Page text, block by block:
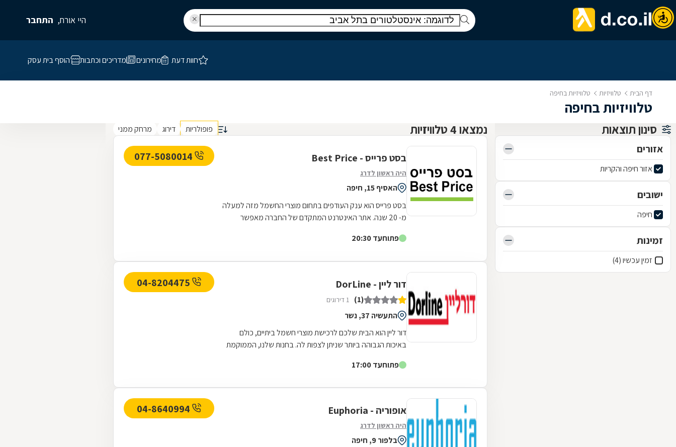
היי אורח, התחבר
חוות דעת מחירונים מדריכים וכתבות הוסף בית עסק
דף הבית טלוויזיות טלוויזיות בחיפה
טלוויזיות בחיפה
סינון תוצאות
אזורים
אזור חיפה והקריות
ישובים
חיפה
זמינות
זמין עכשיו (4)
נמצאו 4 טלוויזיות פופולריות דירוג מרחק ממני
בסט פרייס - Best Price
היה ראשון לדרג
האסיף 15, חיפה
בסט פרייס הוא ענק העודפים בתחום מוצרי החשמל מזה למעלה
מ- 20 שנה. אתר האינטרנט המתקדם של החברה מאפשר
פתוחעד 20:30
דור ליין - DorLine
(1) 1 דירוגים
התעשיה 37, נשר
דור ליין הוא הבית שלכם לרכישת מוצרי חשמל ביתיים, כולם
באיכות הגבוהה ביותר שניתן לצפות לה. בחנות שלנו, הממוקמת
פתוחעד 17:00
אופוריה - Euphoria
היה ראשון לדרג
בלפור 9, חיפה